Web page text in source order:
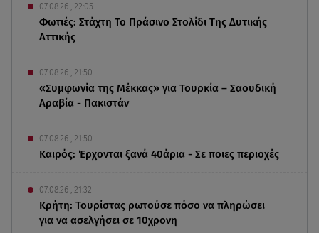
07.08.26 , 22:05
Φωτιές: Στάχτη Το Πράσινο Στολίδι Της Δυτικής
Αττικής
07.08.26 , 21:50
«Συμφωνία της Μέκκας» για Τουρκία – Σαουδική
Αραβία - Πακιστάν
07.08.26 , 21:50
Καιρός: Έρχονται ξανά 40άρια - Σε ποιες περιοχές
07.08.26 , 21:32
Κρήτη: Τουρίστας ρωτούσε πόσο να πληρώσει
για να ασελγήσει σε 10χρονη